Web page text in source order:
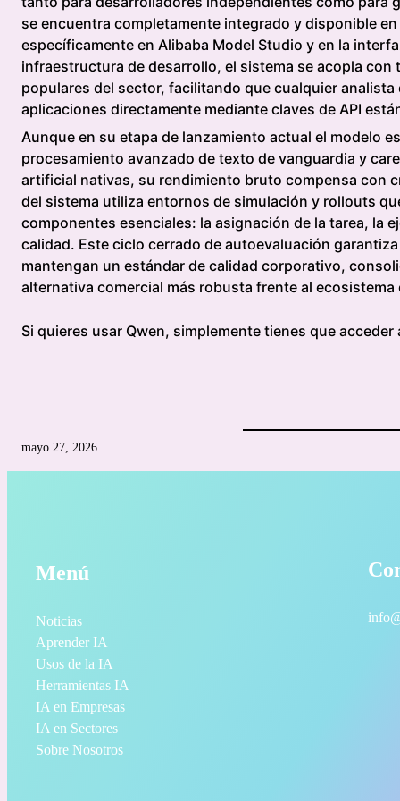
se encuentra completamente integrado y disponible
específicamente en Alibaba Model Studio y en la
infraestructura de desarrollo, el sistema se acopla
populares del sector, facilitando que cualquier
aplicaciones directamente mediante claves de API
Aunque en su etapa de lanzamiento actual el modelo
procesamiento avanzado de texto de vanguardia y
artificial nativas, su rendimiento bruto compensa con
del sistema utiliza entornos de simulación y rollouts
componentes esenciales: la asignación de la tarea, la
calidad. Este ciclo cerrado de autoevaluación
mantengan un estándar de calidad corporativo,
alternativa comercial más robusta frente al ecosistema
Si quieres usar Qwen, simplemente tienes que
mayo 27, 2026
Menú
Noticias
Aprender IA
Usos de la IA
Herramientas IA
IA en Empresas
IA en Sectores
Sobre Nosotros